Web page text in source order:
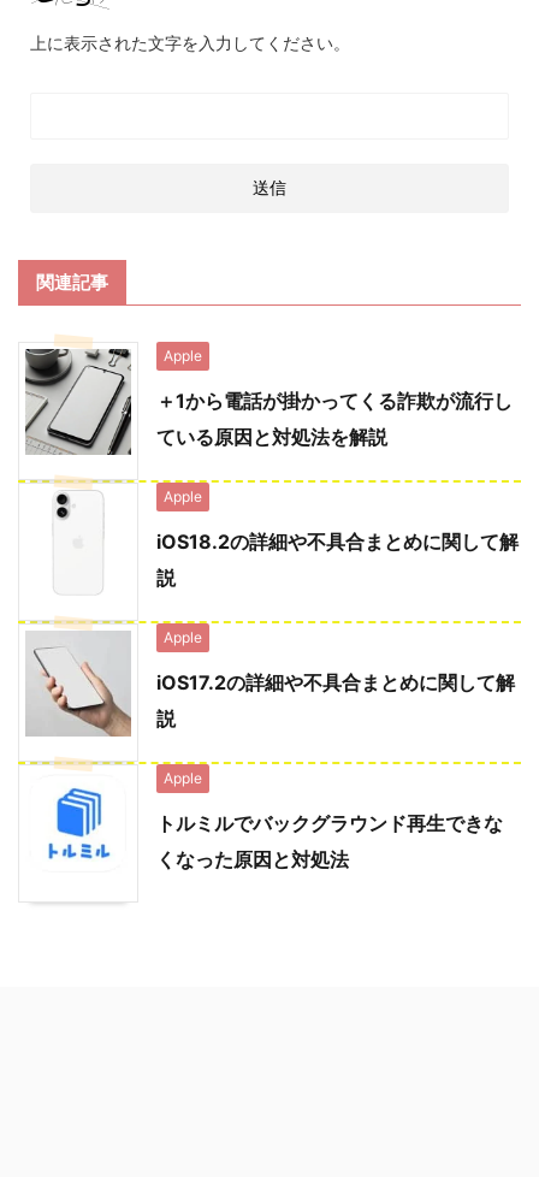
上に表示された文字を入力してください。
関連記事
Apple
＋1から電話が掛かってくる詐欺が流行し
ている原因と対処法を解説
Apple
iOS18.2の詳細や不具合まとめに関して解
説
Apple
iOS17.2の詳細や不具合まとめに関して解
説
Apple
トルミルでバックグラウンド再生できな
くなった原因と対処法